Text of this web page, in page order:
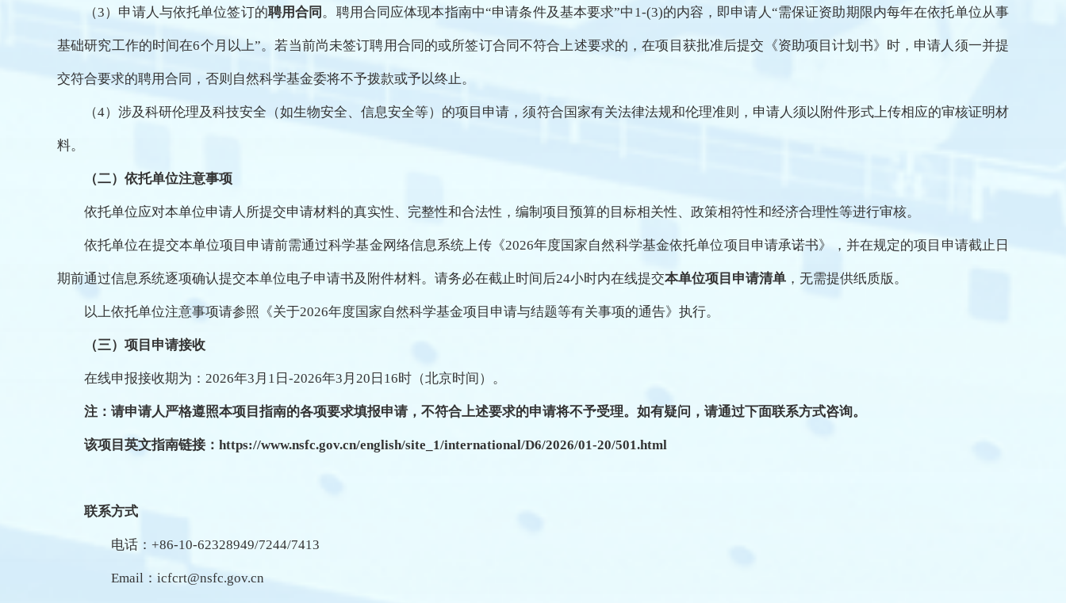
（3）申请人与依托单位签订的聘用合同 。聘用合同应体现本指南中“申请条件及基本要求”中1-(3)的内容，即申请人“需保证资助期限内每年在依托单位从事
基础研究工作的时间在6个月以上”。若当前尚未签订聘用合同的或所签订合同不符合上述要求的，在项目获批准后提交《资助项目计划书》时，申请人须一并提
交符合要求的聘用合同，否则自然科学基金委将不予拨款或予以终止。
（4）涉及科研伦理及科技安全（如生物安全、信息安全等）的项目申请，须符合国家有关法律法规和伦理准则， 申请人须以附件形式上传相应的审核证明材
料。
（二）依托单位注意事项
依托单位应对本单位申请人所提交申请材料的真实性、完整性和合法性，编制项目预算的目标相关性、政策相符性和经济合理性等进行审核。
依托单位在提交本单位项目申请前需通过科学基金网络信息系统上传《2026年度国家自然科学基金依托单位项目申请承诺书》，并在规定的项目申请截止日
期前通过信息系统逐项确认提交本单位电子申请书及附件材料。请务必在截止时间后24小时内在线提交本单位项目申请清单 ，无需提供纸质版。
以上依托单位注意事项请参照《关于2026年度国家自然科学基金项目申请与结题等有关事项的通告》执行。
（三）项目申请接收
在线申报接收期为：2026年3月1日-2026年3月20日16时（北京时间）。
注：请申请人严格遵照本项目指南的各项要求填报申请，不符合上述要求的申请将不予受理。如有疑问，请通过下面联系方式咨询。
该项目英文指南链接：https://www.nsfc.gov.cn/english/site_1/international/D6/2026/01-20/501.html
联系方式
电话：+86-10-62328949/7244/7413
Email：icfcrt@nsfc.gov.cn